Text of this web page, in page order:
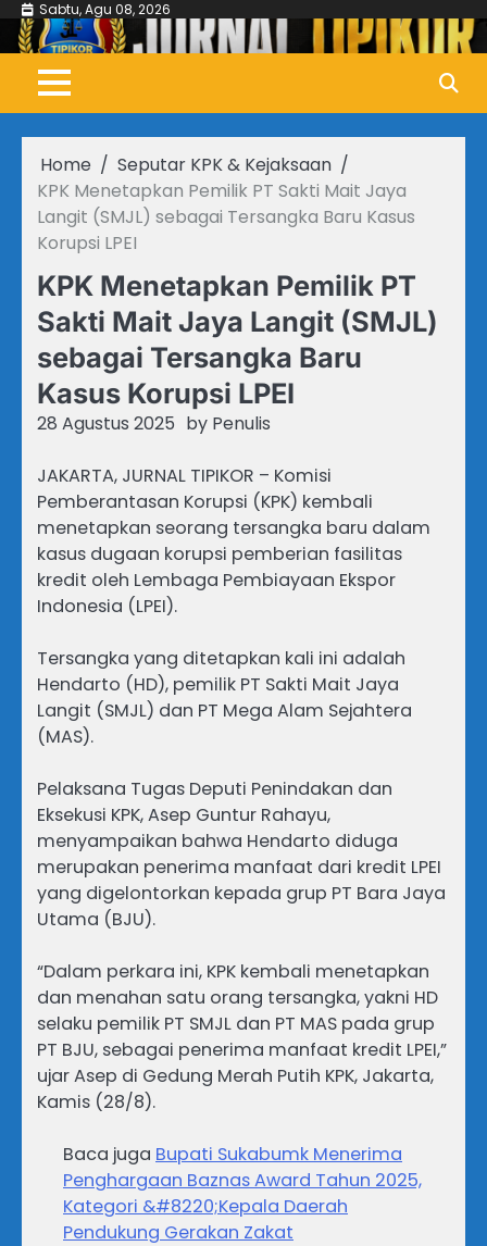
Skip
content
Sabtu, Agu 08, 2026
Home
Seputar KPK & Kejaksaan
KPK Menetapkan Pemilik PT Sakti Mait Jaya
Langit (SMJL) sebagai Tersangka Baru Kasus
Korupsi LPEI
KPK Menetapkan Pemilik PT
Sakti Mait Jaya Langit (SMJL)
sebagai Tersangka Baru
Kasus Korupsi LPEI
28 Agustus 2025 by Penulis
JAKARTA, JURNAL TIPIKOR – Komisi
Pemberantasan Korupsi (KPK) kembali
menetapkan seorang tersangka baru dalam
kasus dugaan korupsi pemberian fasilitas
kredit oleh Lembaga Pembiayaan Ekspor
Indonesia (LPEI).
Tersangka yang ditetapkan kali ini adalah
Hendarto (HD), pemilik PT Sakti Mait Jaya
Langit (SMJL) dan PT Mega Alam Sejahtera
(MAS).
Pelaksana Tugas Deputi Penindakan dan
Eksekusi KPK, Asep Guntur Rahayu,
menyampaikan bahwa Hendarto diduga
merupakan penerima manfaat dari kredit LPEI
yang digelontorkan kepada grup PT Bara Jaya
Utama (BJU).
“Dalam perkara ini, KPK kembali menetapkan
dan menahan satu orang tersangka, yakni HD
selaku pemilik PT SMJL dan PT MAS pada grup
PT BJU, sebagai penerima manfaat kredit LPEI,”
ujar Asep di Gedung Merah Putih KPK, Jakarta,
Kamis (28/8).
Baca juga Bupati Sukabumk Menerima
Penghargaan Baznas Award Tahun 2025,
Kategori &#8220;Kepala Daerah
Pendukung Gerakan Zakat